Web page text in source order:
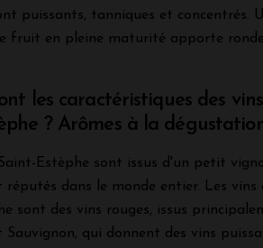
puissants, tanniques et concentrés.
fruit en pleine maturité apporte
les caractéristiques des
? Arômes à la
Estèphe sont issus d'un petit
réputés dans le monde entier. Les vins
sont des vins rouges, issus
Sauvignon, qui donnent des vins